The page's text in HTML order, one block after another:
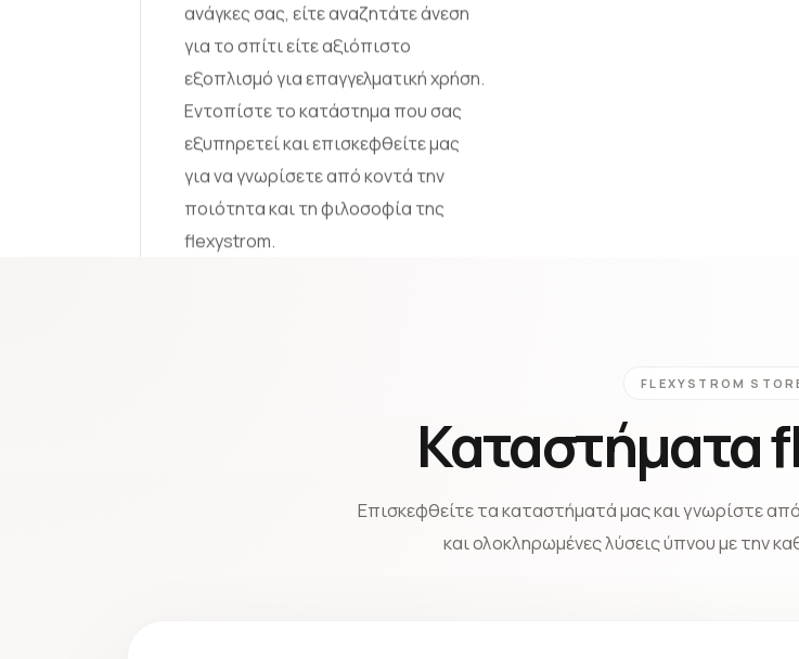
ανάγκες σας, είτε αναζητάτε άνεση
για το σπίτι είτε αξιόπιστο
εξοπλισμό για επαγγελματική χρήση.
Εντοπίστε το κατάστημα που σας
εξυπηρετεί και επισκεφθείτε μας
για να γνωρίσετε από κοντά την
ποιότητα και τη φιλοσοφία της
flexystrom.
FLEXYSTROM
Καταστήματα
Επισκεφθείτε τα καταστήματά μας και γνωρίστε
και ολοκληρωμένες λύσεις ύπνου με την